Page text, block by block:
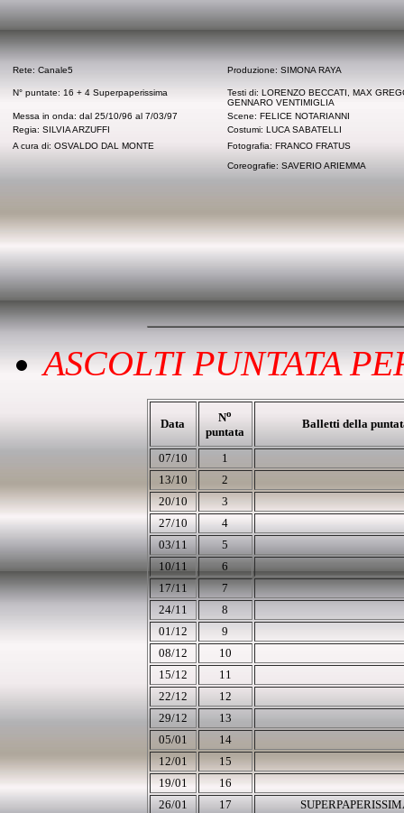
Rete: Canale5 Produzione: SIMONA RAYA
N° puntate: 16 + 4 Superpaperissima
Testi di: LORENZO BECCATI, MAX
GENNARO VENTIMIGLIA
Messa in onda: dal 25/10/96 al 7/03/97
Scene: FELICE NOTARIANNI
Regia: SILVIA ARZUFFI
Costumi: LUCA SABATELLI
A cura di: OSVALDO DAL MONTE
Fotografia: FRANCO FRATUS
Coreografie: SAVERIO ARIEMMA
ASCOLTI PUNTATA
Data No
puntata
Balletti della
07/10
1
13/10
2
20/10
3
27/10
4
03/11
5
10/11
6
17/11
7
24/11
8
01/12
9
08/12
10
15/12
11
22/12
12
29/12
13
05/01
14
12/01
15
19/01
16
26/01
17